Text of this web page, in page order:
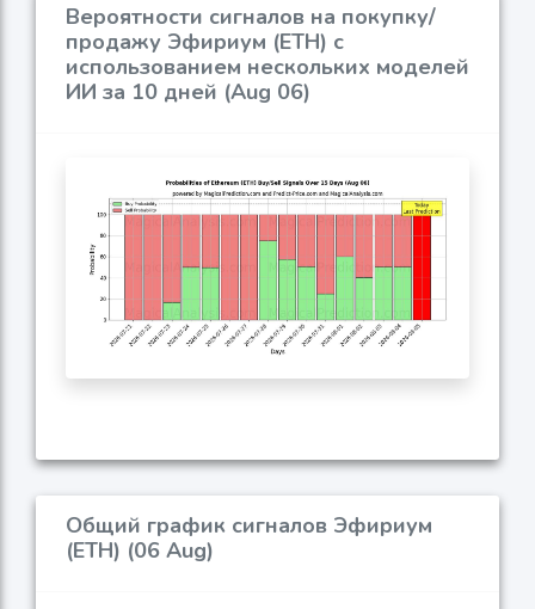
Вероятности сигналов на покупку/
продажу Эфириум (ETH) с
использованием нескольких моделей
ИИ за 10 дней (Aug 06)
Общий график сигналов Эфириум
(ETH) (06 Aug)